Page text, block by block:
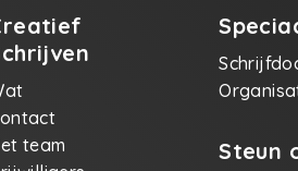
team
Steun